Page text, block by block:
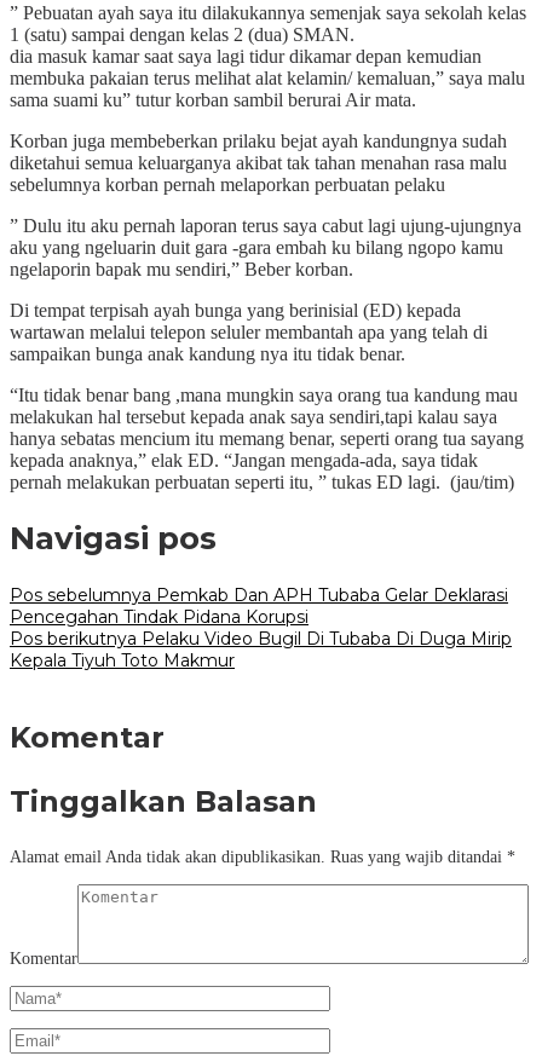
” Pebuatan ayah saya itu dilakukannya semenjak saya sekolah kelas
1 (satu) sampai dengan kelas 2 (dua) SMAN.
dia masuk kamar saat saya lagi tidur dikamar depan kemudian
membuka pakaian terus melihat alat kelamin/ kemaluan,” saya malu
sama suami ku” tutur korban sambil berurai Air mata.
Korban juga membeberkan prilaku bejat ayah kandungnya sudah
diketahui semua keluarganya akibat tak tahan menahan rasa malu
sebelumnya korban pernah melaporkan perbuatan pelaku
” Dulu itu aku pernah laporan terus saya cabut lagi ujung-ujungnya
aku yang ngeluarin duit gara -gara embah ku bilang ngopo kamu
ngelaporin bapak mu sendiri,” Beber korban.
Di tempat terpisah ayah bunga yang berinisial (ED) kepada
wartawan melalui telepon seluler membantah apa yang telah di
sampaikan bunga anak kandung nya itu tidak benar.
“Itu tidak benar bang ,mana mungkin saya orang tua kandung mau
melakukan hal tersebut kepada anak saya sendiri,tapi kalau saya
hanya sebatas mencium itu memang benar, seperti orang tua sayang
kepada anaknya,” elak ED. “Jangan mengada-ada, saya tidak
pernah melakukan perbuatan seperti itu, ” tukas ED lagi. (jau/tim)
Navigasi pos
Pos sebelumnya Pemkab Dan APH Tubaba Gelar Deklarasi
Pencegahan Tindak Pidana Korupsi
Pos berikutnya Pelaku Video Bugil Di Tubaba Di Duga Mirip
Kepala Tiyuh Toto Makmur
Komentar
Tinggalkan Balasan
Alamat email Anda tidak akan dipublikasikan. Ruas yang wajib ditandai *
Komentar